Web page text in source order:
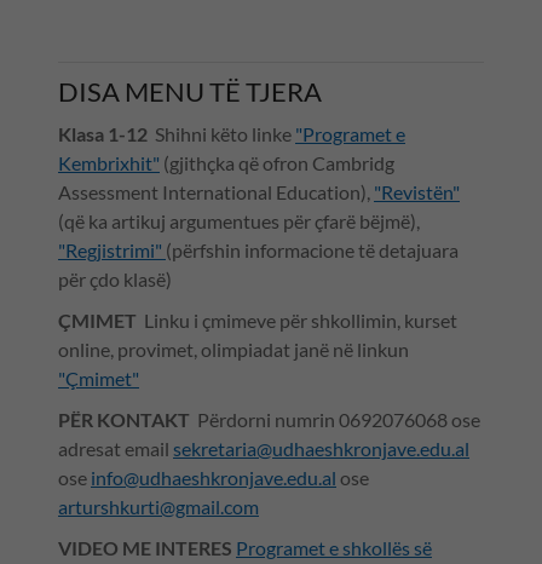
DISA MENU TË TJERA
Klasa 1-12 Shihni këto linke "Programet e
Kembrixhit" (gjithçka që ofron Cambridg
Assessment International Education), "Revistën"
(që ka artikuj argumentues për çfarë bëjmë),
"Regjistrimi" (përfshin informacione të detajuara
për çdo klasë)
ÇMIMET Linku i çmimeve për shkollimin, kurset
online, provimet, olimpiadat janë në linkun
"Çmimet"
PËR KONTAKT Përdorni numrin 0692076068 ose
adresat email sekretaria@udhaeshkronjave.edu.al
ose info@udhaeshkronjave.edu.al ose
arturshkurti@gmail.com
VIDEO ME INTERES Programet e shkollës së